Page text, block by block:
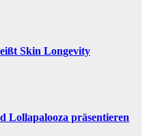
Skin Longevity
Lollapalooza präsentieren